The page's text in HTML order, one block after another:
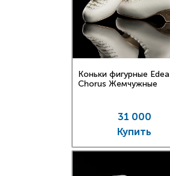
Коньки фигурные Edea
Chorus Жемчужные
31 000
Купить